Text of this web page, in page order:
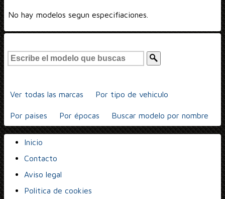
No hay modelos segun especifiaciones.
Ver todas las marcas Por tipo de vehiculo
Por paises Por épocas Buscar modelo por nombre
Inicio
Contacto
Aviso legal
Politica de cookies